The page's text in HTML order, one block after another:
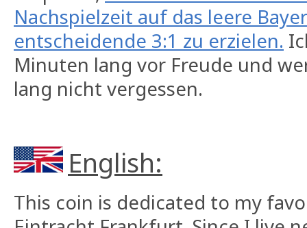
Nachspielzeit auf das leere
entscheidende 3:1 zu erzielen.
Minuten lang vor Freude und
lang nicht vergessen.
English:
This coin is dedicated to my